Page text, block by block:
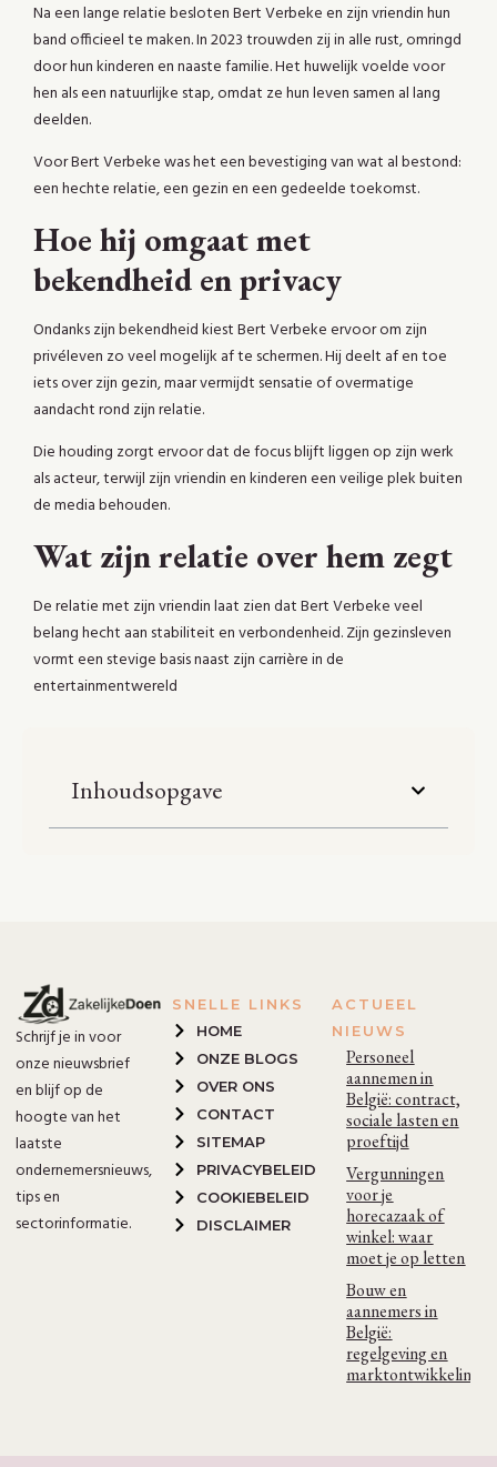
Na een lange relatie besloten Bert Verbeke en zijn vriendin hun
band officieel te maken. In 2023 trouwden zij in alle rust, omringd
door hun kinderen en naaste familie. Het huwelijk voelde voor
hen als een natuurlijke stap, omdat ze hun leven samen al lang
deelden.
Voor Bert Verbeke was het een bevestiging van wat al bestond:
een hechte relatie, een gezin en een gedeelde toekomst.
Hoe hij omgaat met
bekendheid en privacy
Ondanks zijn bekendheid kiest Bert Verbeke ervoor om zijn
privéleven zo veel mogelijk af te schermen. Hij deelt af en toe
iets over zijn gezin, maar vermijdt sensatie of overmatige
aandacht rond zijn relatie.
Die houding zorgt ervoor dat de focus blijft liggen op zijn werk
als acteur, terwijl zijn vriendin en kinderen een veilige plek buiten
de media behouden.
Wat zijn relatie over hem zegt
De relatie met zijn vriendin laat zien dat Bert Verbeke veel
belang hecht aan stabiliteit en verbondenheid. Zijn gezinsleven
vormt een stevige basis naast zijn carrière in de
entertainmentwereld
Inhoudsopgave
Schrijf je in voor
onze nieuwsbrief
en blijf op de
hoogte van het
laatste
ondernemersnieuws,
tips en
sectorinformatie.
SNELLE LINKS
HOME
ONZE BLOGS
OVER ONS
CONTACT
SITEMAP
PRIVACYBELEID
COOKIEBELEID
DISCLAIMER
ACTUEEL
NIEUWS
Personeel
aannemen in
België: contract,
sociale lasten en
proeftijd
Vergunningen
voor je
horecazaak of
winkel: waar
moet je op letten
Bouw en
aannemers in
België:
regelgeving en
marktontwikkelingen